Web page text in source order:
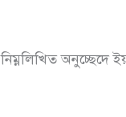
নিম্নলিখিত অনুচ্ছেদে